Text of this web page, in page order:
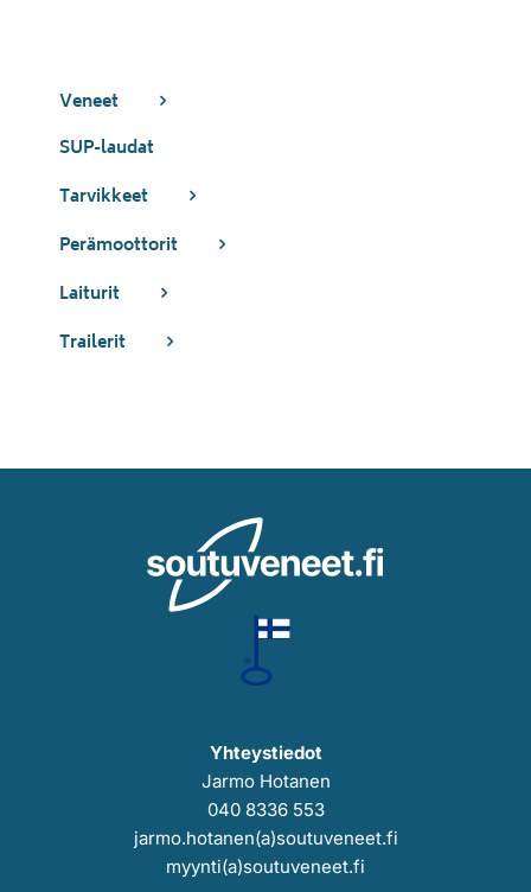
Veneet
SUP-laudat
Tarvikkeet
Perämoottorit
Laiturit
Trailerit
Yhteystiedot
Jarmo Hotanen
040 8336 553
jarmo.hotanen(a)soutuveneet.fi
myynti(a)soutuveneet.fi